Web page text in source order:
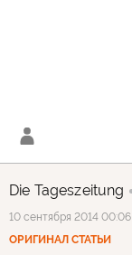
Die Tageszeitung
10 сентября 2014 00:06
ОРИГИНАЛ СТАТЬИ